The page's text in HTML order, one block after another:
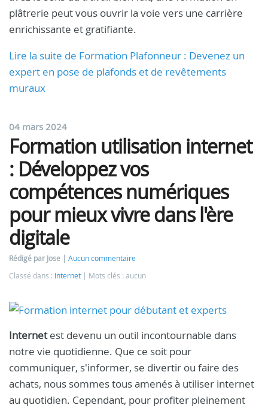
plâtrerie peut vous ouvrir la voie vers une carrière
enrichissante et gratifiante.
Lire la suite de Formation Plafonneur : Devenez un
expert en pose de plafonds et de revêtements
muraux
04 mars 2024
Formation utilisation internet
: Développez vos
compétences numériques
pour mieux vivre dans l'ère
digitale
Rédigé par Jose
Aucun commentaire
Classé dans : Internet Mots clés : aucun
Internetest devenu un outil incontournable dans
notre vie quotidienne. Que ce soit pour
communiquer, s'informer, se divertir ou faire des
achats, nous sommes tous amenés à utiliser internet
au quotidien. Cependant, pour profiter pleinement